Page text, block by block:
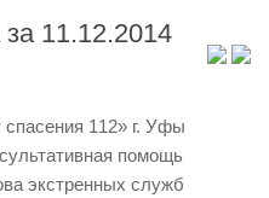
программ
11.12.2014
112» г. Уфы
помощь
экстренных служб